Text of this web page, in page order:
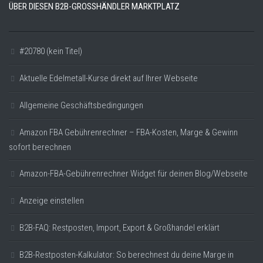
ÜBER DIESEN B2B-GROSSHÄNDLER MARKTPLATZ
#20780 (kein Titel)
Aktuelle Edelmetall-Kurse direkt auf Ihrer Webseite
Allgemeine Geschäftsbedingungen
Amazon FBA Gebührenrechner – FBA-Kosten, Marge & Gewinn
sofort berechnen
Amazon-FBA-Gebührenrechner Widget für deinen Blog/Webseite
Anzeige einstellen
B2B-FAQ: Restposten, Import, Export & Großhandel erklärt
B2B-Restposten-Kalkulator: So berechnest du deine Marge in